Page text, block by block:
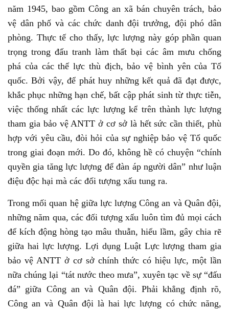
năm 1945, bao gồm Công an xã bán chuyên trách, bảo
vệ dân phố và các chức danh đội trưởng, đội phó dân
phòng. Thực tế cho thấy, lực lượng này góp phần quan
trọng trong đấu tranh làm thất bại các âm mưu chống
phá của các thế lực thù địch, bảo vệ bình yên của Tổ
quốc. Bởi vậy, để phát huy những kết quả đã đạt được,
khắc phục những hạn chế, bất cập phát sinh từ thực tiễn,
việc thống nhất các lực lượng kể trên thành lực lượng
tham gia bảo vệ ANTT ở cơ sở là hết sức cần thiết, phù
hợp với yêu cầu, đòi hỏi của sự nghiệp bảo vệ Tổ quốc
trong giai đoạn mới. Do đó, không hề có chuyện “chính
quyền gia tăng lực lượng để đàn áp người dân” như luận
điệu độc hại mà các đối tượng xấu tung ra.
Trong mối quan hệ giữa lực lượng Công an và Quân đội,
những năm qua, các đối tượng xấu luôn tìm đủ mọi cách
để kích động hòng tạo mâu thuẫn, hiểu lầm, gây chia rẽ
giữa hai lực lượng. Lợi dụng Luật Lực lượng tham gia
bảo vệ ANTT ở cơ sở chính thức có hiệu lực, một lần
nữa chúng lại “tát nước theo mưa”, xuyên tạc về sự “đấu
đá” giữa Công an và Quân đội. Phải khẳng định rõ,
Công an và Quân đội là hai lực lượng có chức năng,